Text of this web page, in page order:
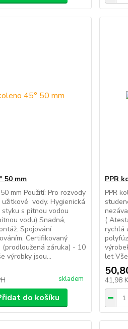
50 mm
mm Použití: Pro rozvody
vody. Hygienická
s pitnou vodou
vodu) Snadná,
Spojování
Certifikovaný
(prodloužená záruka) - 10
výrobky jsou...
skladem
do košíku
PPR
PPR
(
rychlá
let
41,98